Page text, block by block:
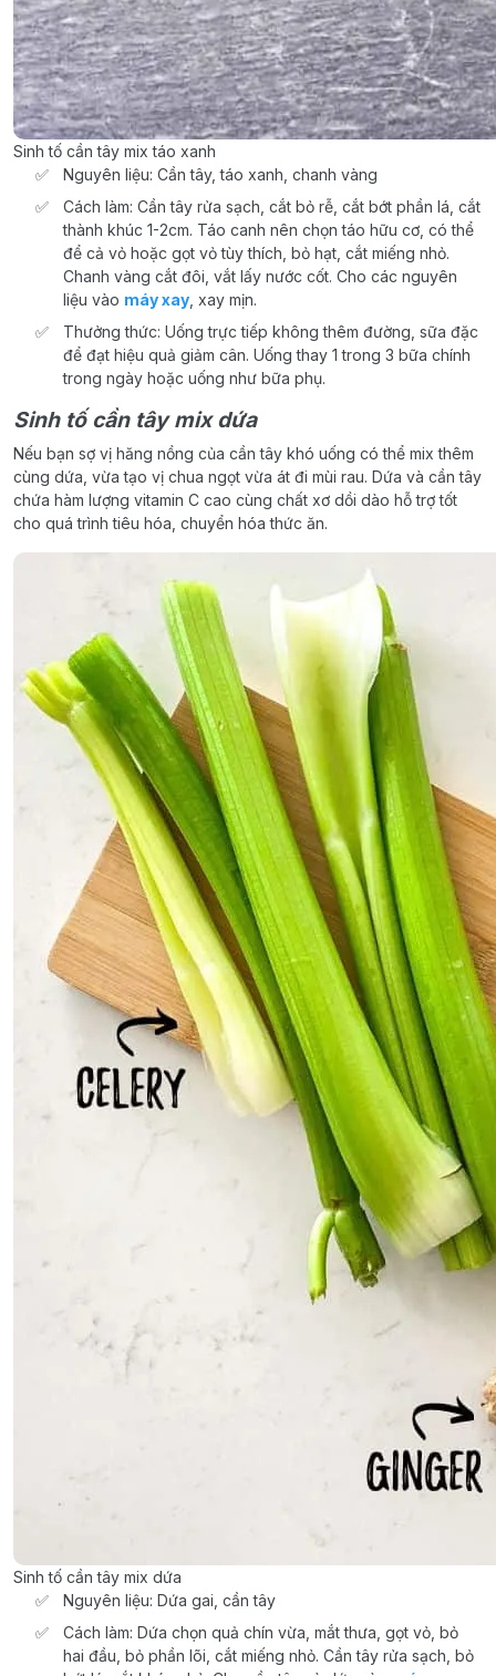
Sinh tố cần tây mix táo xanh
Nguyên liệu: Cần tây, táo xanh, chanh vàng
Cách làm: Cần tây rửa sạch, cắt bỏ rễ, cắt bớt phần lá, cắt
thành khúc 1-2cm. Táo canh nên chọn táo hữu cơ, có thể
để cả vỏ hoặc gọt vỏ tùy thích, bỏ hạt, cắt miếng nhỏ.
Chanh vàng cắt đôi, vắt lấy nước cốt. Cho các nguyên
liệu vào máy xay , xay mịn.
Thưởng thức: Uống trực tiếp không thêm đường, sữa đặc
để đạt hiệu quả giảm cân. Uống thay 1 trong 3 bữa chính
trong ngày hoặc uống như bữa phụ.
Sinh tố cần tây mix dứa
Nếu bạn sợ vị hăng nồng của cần tây khó uống có thể mix thêm
cùng dứa, vừa tạo vị chua ngọt vừa át đi mùi rau. Dứa và cần tây
chứa hàm lượng vitamin C cao cùng chất xơ dồi dào hỗ trợ tốt
cho quá trình tiêu hóa, chuyển hóa thức ăn.
Sinh tố cần tây mix dứa
Nguyên liệu: Dứa gai, cần tây
Cách làm: Dứa chọn quả chín vừa, mắt thưa, gọt vỏ, bỏ
hai đầu, bỏ phần lõi, cắt miếng nhỏ. Cần tây rửa sạch, bỏ